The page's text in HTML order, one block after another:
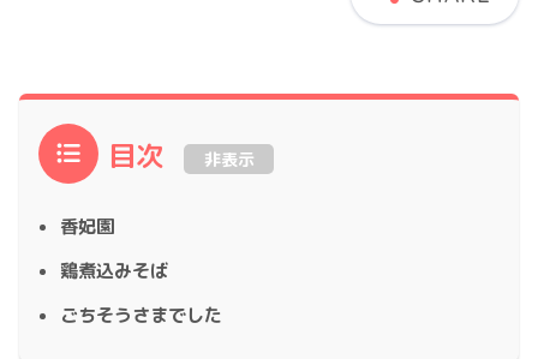
目次 非表示
香妃園
鶏煮込みそば
ごちそうさまでした